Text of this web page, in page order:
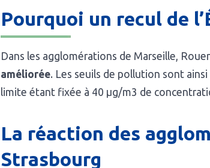
Pourquoi un recul de
Dans les agglomérations de Marseille,
améliorée. Les seuils de pollution sont
limite étant fixée à 40 µg/m3 de
La réaction des
Strasbourg